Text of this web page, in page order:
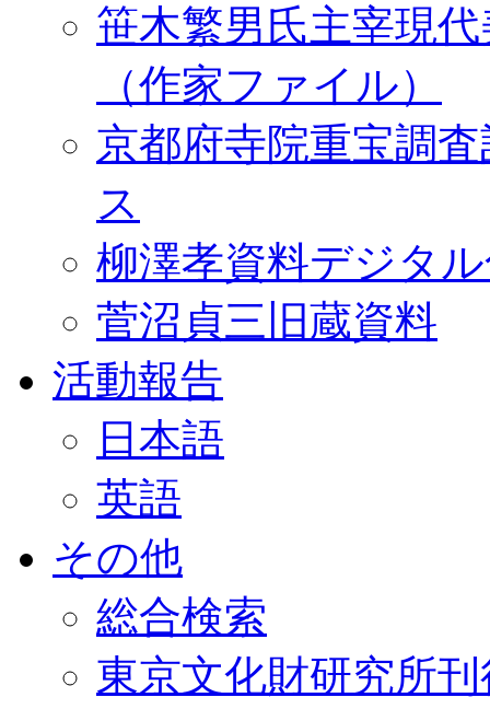
笹木繁男氏主宰現
（作家ファイル）
京都府寺院重宝調
ス
柳澤孝資料デジタ
菅沼貞三旧蔵資料
活動報告
日本語
英語
その他
総合検索
東京文化財研究所